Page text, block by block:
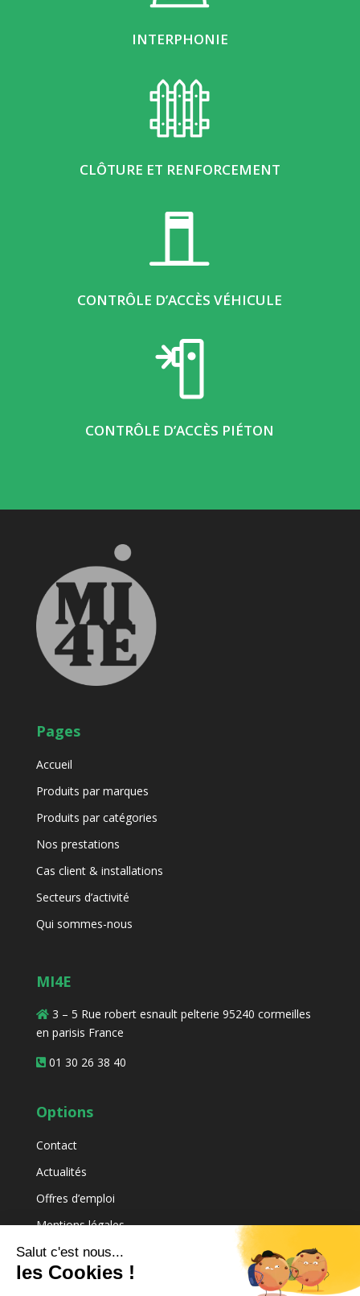
INTERPHONIE
CLÔTURE ET RENFORCEMENT
CONTRÔLE D’ACCÈS VÉHICULE
CONTRÔLE D’ACCÈS PIÉTON
Pages
Accueil
Produits par marques
Produits par catégories
Nos prestations
Cas client & installations
Secteurs d’activité
Qui sommes-nous
MI4E
3 – 5 Rue robert esnault pelterie 95240 cormeilles
en parisis France
01 30 26 38 40
Options
Contact
Actualités
Offres d’emploi
Mentions légales
Plan du site
Recherche
Salut c'est nous...
les Cookies !